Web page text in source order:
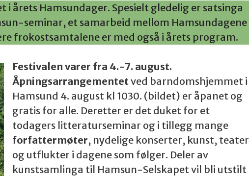
i årets Hamsundager. Spesielt gledelig er satsinga
seminar, et samarbeid mellom Hamsundagene
frokostsamtalene er med også i årets program.
Festivalen varer fra 4.-7. august.
Åpningsarrangementetved barndomshjemmet i
Hamsund 4. august kl 1030. (bildet) er åpanet og
gratis for alle. Deretter er det duket for et
todagers litteraturseminar og i tillegg mange
forfattermøter, nydelige konserter, kunst, teater
og utflukter i dagene som følger. Deler av
kunstsamlinga til Hamsun-Selskapet vil bli utstilt